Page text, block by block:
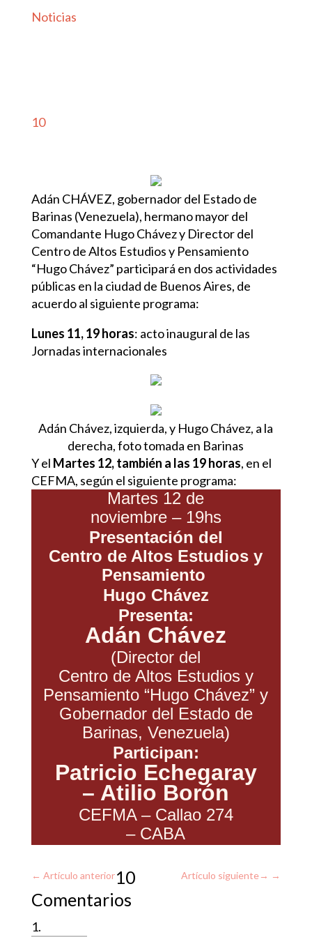
Noticias
10
Adán CHÁVEZ, gobernador del Estado de
Barinas (Venezuela), hermano mayor del
Comandante Hugo Chávez y Director del
Centro de Altos Estudios y Pensamiento
“Hugo Chávez” participará en dos actividades
públicas en la ciudad de Buenos Aires, de
acuerdo al siguiente programa:
Lunes 11, 19 horas: acto inaugural de las
Jornadas internacionales
Adán Chávez, izquierda, y Hugo Chávez, a la
derecha, foto tomada en Barinas
Y el Martes 12, también a las 19 horas, en el
CEFMA, según el siguiente programa:
Martes 12 de
noviembre – 19hs
Presentación del
Centro de Altos Estudios y
Pensamiento
Hugo Chávez
Presenta:
Adán Chávez
(Director del
Centro de Altos Estudios y
Pensamiento “Hugo Chávez” y
Gobernador del Estado de
Barinas, Venezuela)
Participan:
Patricio Echegaray
– Atilio Borón
CEFMA – Callao 274
– CABA
← Artículo anterior Artículo siguiente →
10
Comentarios